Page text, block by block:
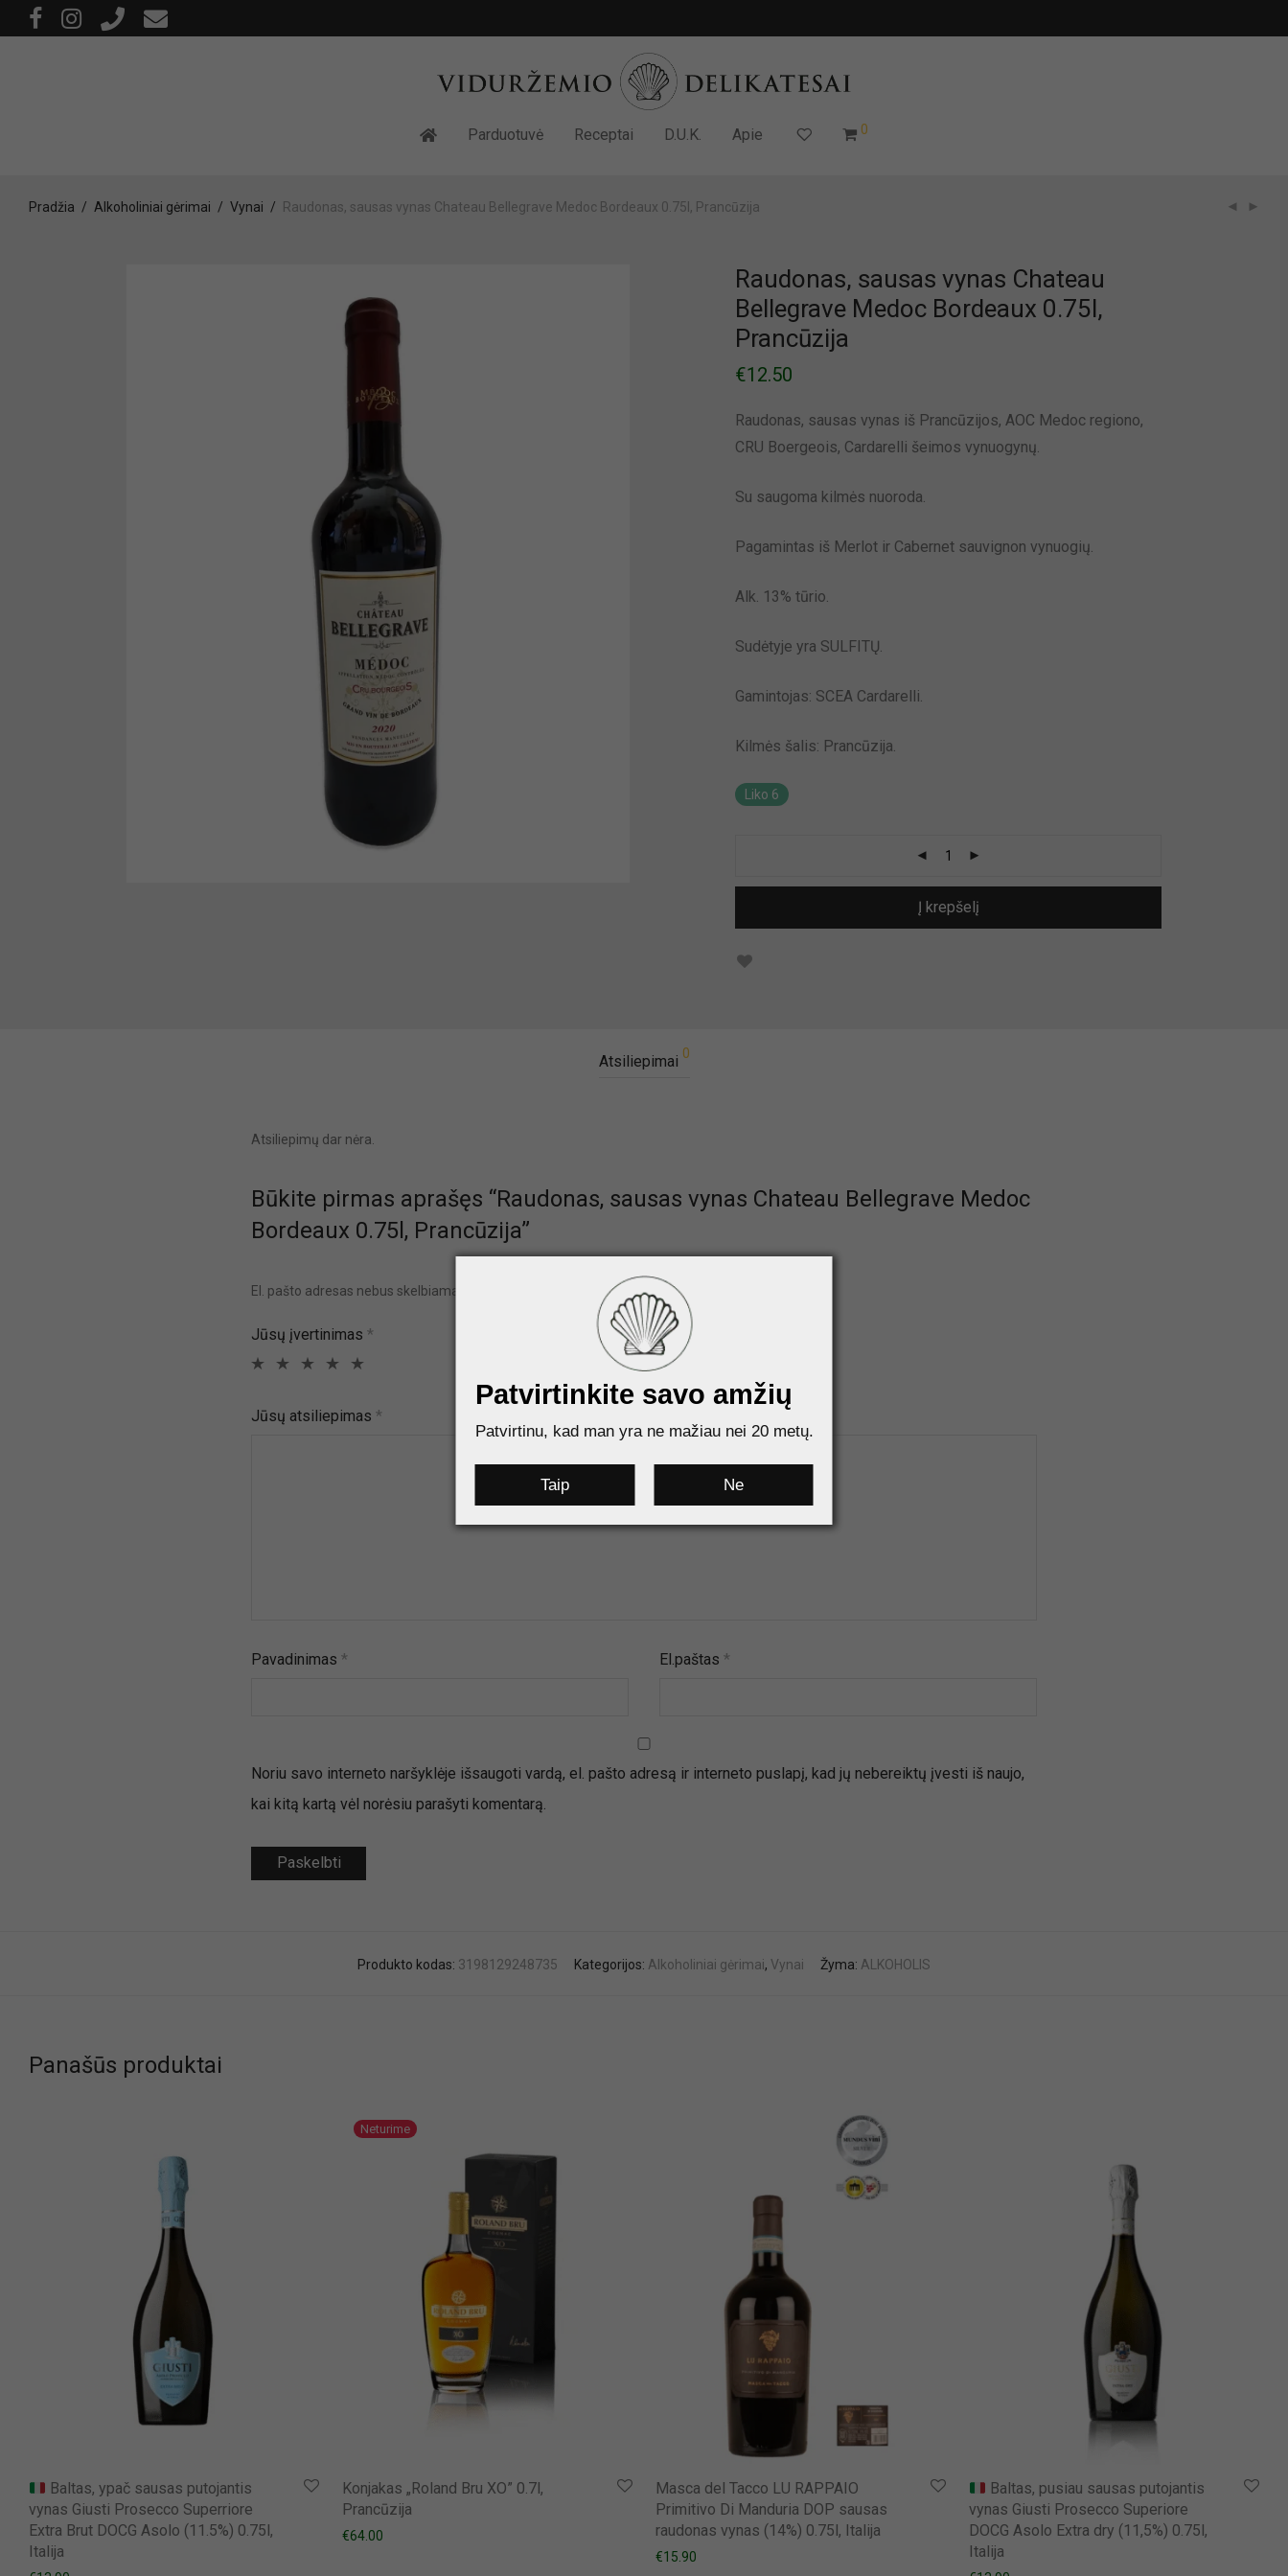
Parduotuvė Receptai D.U.K. Apie 0
Pradžia / Alkoholiniai gėrimai / Vynai / Raudonas, sausas vynas Chateau Bellegrave Medoc Bordeaux 0.75l, Prancūzija
Raudonas, sausas vynas Chateau
Bellegrave Medoc Bordeaux 0.75l,
Prancūzija
€12.50
Raudonas, sausas vynas iš Prancūzijos, AOC Medoc regiono,
CRU Boergeois, Cardarelli šeimos vynuogynų.
Su saugoma kilmės nuoroda.
Pagamintas iš Merlot ir Cabernet sauvignon vynuogių.
Alk. 13% tūrio.
Sudėtyje yra SULFITŲ.
Gamintojas: SCEA Cardarelli.
Kilmės šalis: Prancūzija.
Liko 6
Į krepšelį
Atsiliepimai 0
Atsiliepimų dar nėra.
Būkite pirmas aprašęs “Raudonas, sausas vynas Chateau Bellegrave Medoc
Bordeaux 0.75l, Prancūzija”
El. pašto adresas nebus skelbiamas.
Jūsų įvertinimas *
Jūsų atsiliepimas *
Pavadinimas * El.paštas*
Noriu savo interneto naršyklėje išsaugoti vardą, el. pašto adresą ir interneto puslapį, kad jų nebereiktų įvesti iš naujo,
kai kitą kartą vėl norėsiu parašyti komentarą.
Produkto kodas: 3198129248735 Kategorijos: Alkoholiniai gėrimai, Vynai Žyma: ALKOHOLIS
Panašūs produktai
Baltas, ypač sausas putojantis
vynas Giusti Prosecco Superriore
Extra Brut DOCG Asolo (11.5%) 0.75l,
Italija
Konjakas „Roland Bru XO” 0.7l,
Prancūzija
€64.00
Masca del Tacco LU RAPPAIO
Primitivo Di Manduria DOP sausas
raudonas vynas (14%) 0.75l, Italija
€15.90
Baltas, pusiau sausas putojantis
vynas Giusti Prosecco Superiore
DOCG Asolo Extra dry (11,5%) 0.75l,
Italija
Patvirtinkite savo amžių
Patvirtinu, kad man yra ne mažiau nei 20 metų.
Taip Ne